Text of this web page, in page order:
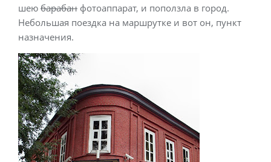
шею барабан фотоаппарат, и поползла в город.
Небольшая поездка на маршрутке и вот он, пункт
назначения.